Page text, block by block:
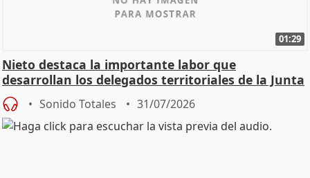
01:29
Nieto destaca la importante labor que
desarrollan los delegados territoriales de la Junta
Sonido Totales 31/07/2026